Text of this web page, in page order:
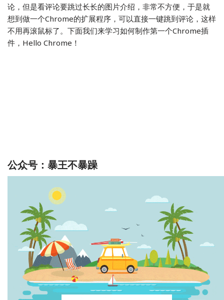
论，但是看评论要跳过长长的图片介绍，非常不方便，于是就
想到做一个Chrome的扩展程序，可以直接一键跳到评论，这样
不用再滚鼠标了。下面我们来学习如何制作第一个Chrome插
件，Hello Chrome！
公众号：暴王不暴躁